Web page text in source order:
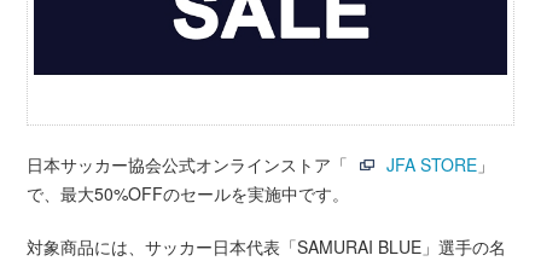
日本サッカー協会公式オンラインストア「 JFA STORE 」
で、最大50%OFFのセールを実施中です。
対象商品には、サッカー日本代表「SAMURAI BLUE」選手の名